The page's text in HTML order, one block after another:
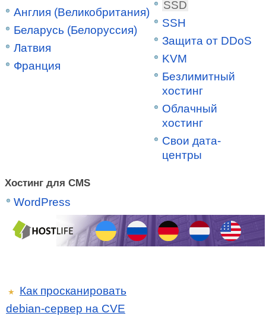
Англия (Великобритания)
Беларусь (Белоруссия)
Латвия
Франция
SSD
SSH
Защита от DDoS
KVM
Безлимитный
хостинг
Облачный
хостинг
Свои дата-
центры
Хостинг для CMS
WordPress
★
Как просканировать
debian-сервер на CVE